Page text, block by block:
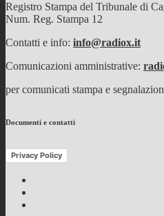
Registro Stampa del Tribunale di
Num. Reg. Stampa 12
Contatti e info: info@radiox.it
Comunicazioni amministrative:
per comunicati stampa e
Documenti e contatti
Privacy Policy